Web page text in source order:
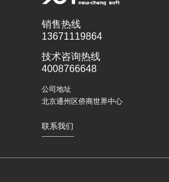
销售热线
13671119864
技术咨询热线
4008766648
公司地址
北京通州区侨商世界中心
联系我们